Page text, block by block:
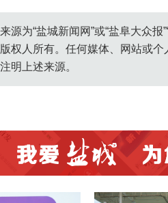
源为“盐城新闻网”或“盐阜大众
权人所有。任何媒体、网站或
明上述来源。